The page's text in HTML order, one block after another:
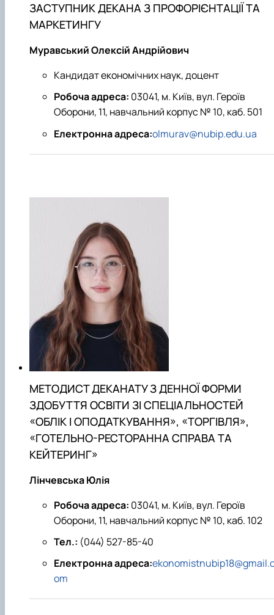
ЗАСТУПНИК ДЕКАНА З ПРОФОРІЄНТАЦІЇ ТА
МАРКЕТИНГУ
Муравський Олексій Андрійович
Кандидат економічних наук, доцент
Робоча адреса: 03041, м. Київ, вул. Героїв
Оборони, 11, навчальний корпус № 10, каб. 501
Електронна адреса:olmurav@nubip.edu.ua
МЕТОДИСТ ДЕКАНАТУ З ДЕННОЇ ФОРМИ
ЗДОБУТТЯ ОСВІТИ ЗІ СПЕЦІАЛЬНОСТЕЙ
«ОБЛІК І ОПОДАТКУВАННЯ», «ТОРГІВЛЯ»,
«ГОТЕЛЬНО-РЕСТОРАННА СПРАВА ТА
КЕЙТЕРИНГ»
Лінчевська Юлія
Робоча адреса: 03041, м. Київ, вул. Героїв
Оборони, 11, навчальний корпус № 10, каб. 102
Тел.: (044) 527-85-40
Електронна адреса:
om